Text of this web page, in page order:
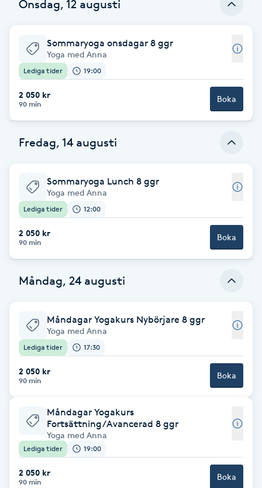
Balayage
Barber
Barnklippning
BIAB
Blowout
Brynformning
Brynfärgning
Brynplockning
Bröllopsuppsättning
C
Celluliter
Coachning
Onsdag, 12 augusti
Sommaryoga onsdagar 8 ggr
Yoga med Anna
Lediga tider 19:00
2 050 kr
90 min
Boka
Fredag, 14 augusti
Sommaryoga Lunch 8 ggr
Yoga med Anna
Lediga tider 12:00
2 050 kr
90 min
Boka
Måndag, 24 augusti
Måndagar Yogakurs Nybörjare 8 ggr
Yoga med Anna
Lediga tider 17:30
2 050 kr
90 min
Boka
Måndagar Yogakurs
Fortsättning/Avancerad 8 ggr
Yoga med Anna
Lediga tider 19:00
2 050 kr
90 min
Boka